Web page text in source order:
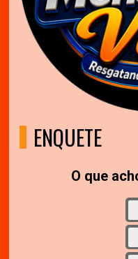
ENQUETE
O que